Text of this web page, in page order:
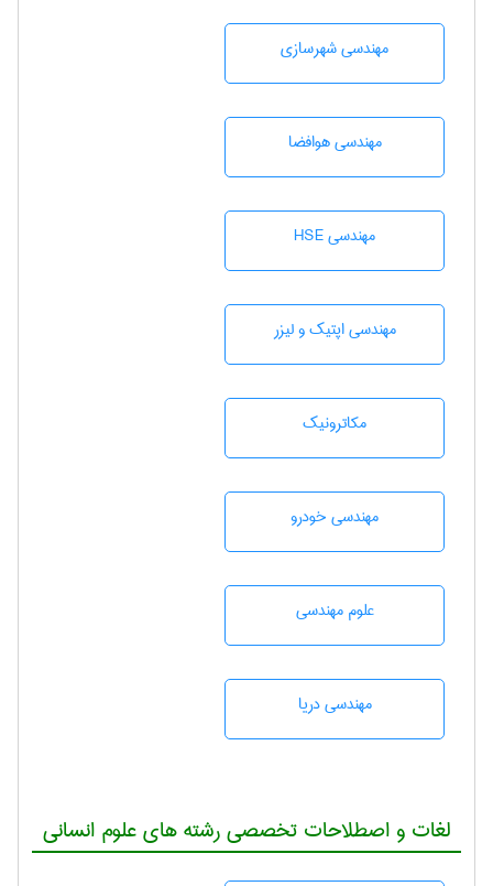
مهندسی شهرسازی
مهندسی هوافضا
مهندسی HSE
مهندسی اپتیک و لیزر
مکاترونیک
مهندسی خودرو
علوم مهندسی
مهندسی دریا
لغات و اصطلاحات تخصصی رشته های علوم انسانی